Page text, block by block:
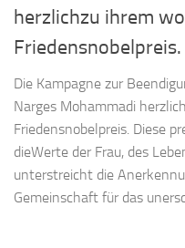
herzlichzu ihrem
Friedensnobelpreis.
Die Kampagne zur
Narges Mohammadi
Friedensnobelpreis. Diese
dieWerte der Frau, des
unterstreicht die
Gemeinschaft für das